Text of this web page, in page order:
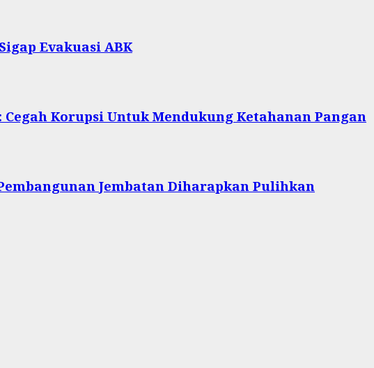
Evakuasi ABK
Korupsi Untuk Mendukung Ketahanan Pangan
Jembatan Diharapkan Pulihkan